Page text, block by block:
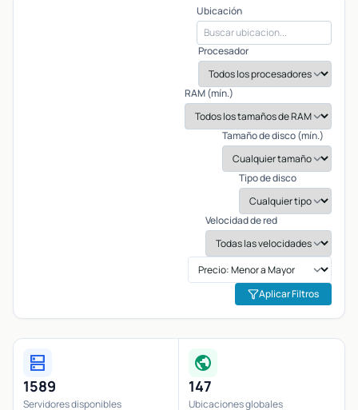
Ubicación
Procesador
RAM (mín.)
Tamaño de disco (mín.)
Tipo de disco
Velocidad de red
Aplicar Filtros
dns
1589
Servidores disponibles
public
147
Ubicaciones globales